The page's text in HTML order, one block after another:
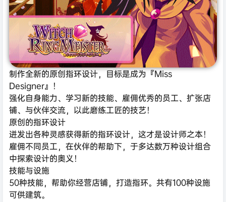
制作全新的原创指环设计，目标是成为『Miss
Designer』！
强化自身能力、学习新的技能、雇佣优秀的员工、扩张店
铺、与伙伴交流，以此磨练工匠的技艺！
原创的指环设计
迸发出各种灵感获得新的指环设计，这才是设计师之本！
雇佣不同员工，在伙伴的帮助下，于多达数万种设计组合
中探索设计的奥义！
技能与设施
50种技能，帮助你经营店铺，打造指环。共有100种设施
可供建筑。